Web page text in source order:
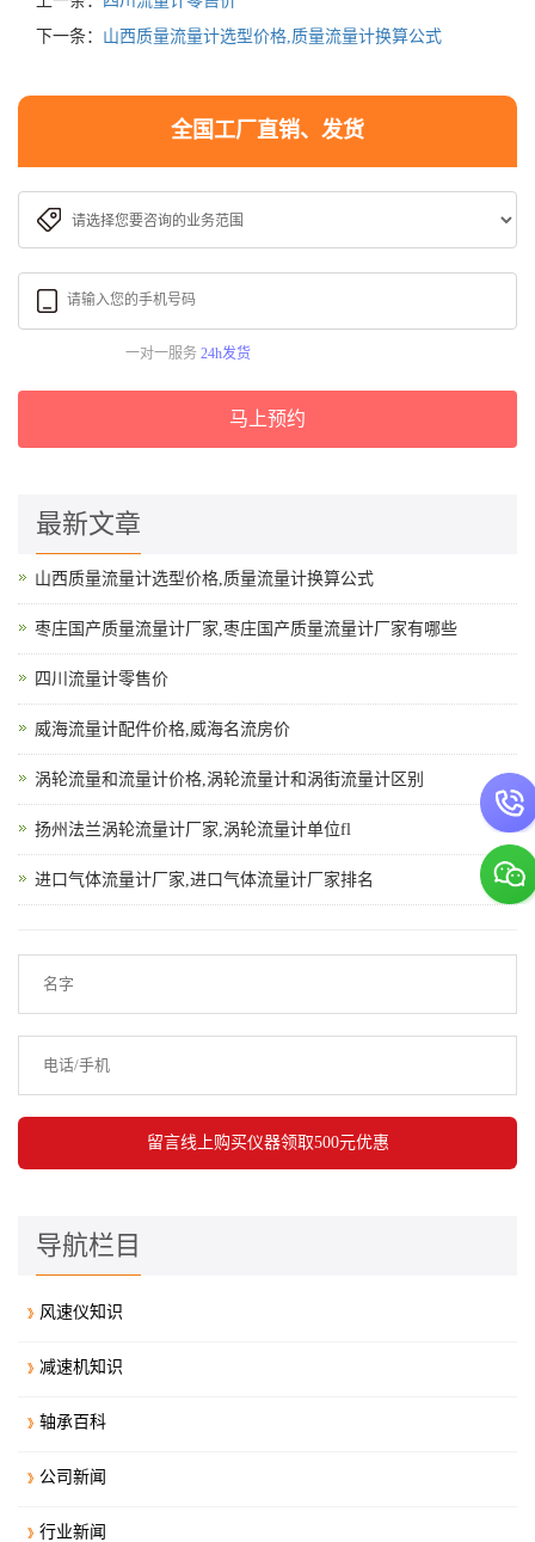
下一条： 山西质量流量计选型价格,质量流量计换算公式
全国工厂直销、发货
一对一服务 24h发货
马上预约
最新文章
山西质量流量计选型价格,质量流量计换算公式
枣庄国产质量流量计厂家,枣庄国产质量流量计厂家有哪些
四川流量计零售价
威海流量计配件价格,威海名流房价
涡轮流量和流量计价格,涡轮流量计和涡街流量计区别
扬州法兰涡轮流量计厂家,涡轮流量计单位fl
进口气体流量计厂家,进口气体流量计厂家排名
导航栏目
风速仪知识
减速机知识
轴承百科
公司新闻
行业新闻